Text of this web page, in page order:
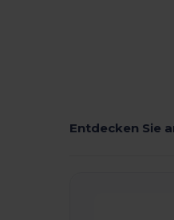
Entdecken Sie